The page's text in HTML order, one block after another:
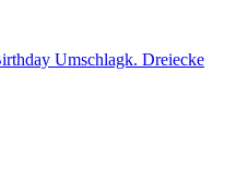
Umschlagk. Dreiecke